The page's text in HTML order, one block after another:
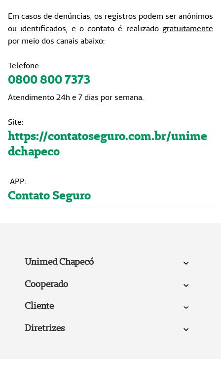
Em casos de denúncias, os registros podem ser anônimos
ou identificados, e o contato é realizado gratuitamente
por meio dos canais abaixo:
Telefone:
0800 800 7373
Atendimento 24h e 7 dias por semana.
Site:
https://contatoseguro.com.br/unime
dchapeco
APP:
Contato Seguro
Unimed Chapecó
Cooperado
Cliente
Diretrizes